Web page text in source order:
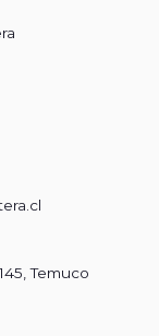
Temuco